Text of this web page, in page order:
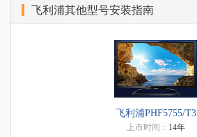
飞利浦其他型号安装指南
飞利浦PHF5755/T3
上市时间： 14年